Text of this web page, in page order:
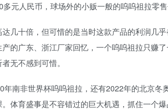
多元人民币，球场外的小贩一般的呜呜祖拉零
达几十倍，但可惜的是当时这款产品的利润几
产的广东、浙江厂家回忆，一个呜呜祖拉只赚
无不感到可惜。
年南非世界杯呜呜祖拉，还有2022年的北京
。体育盛事是不容错过的巨大机遇，抓住一个爆